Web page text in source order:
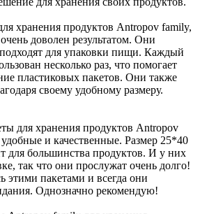
хранения продуктов Antropov family,
доволен результатом. Они
для упаковки пищи. Каждый
несколько раз, что помогает
пластиковых пакетов. Они также
своему удобному размеру.
для хранения продуктов Antropov
и качественные. Размер 25*40
для большинства продуктов. И у них
так что они прослужат очень долго!
этими пакетами и всегда они
Однозначно рекомендую!